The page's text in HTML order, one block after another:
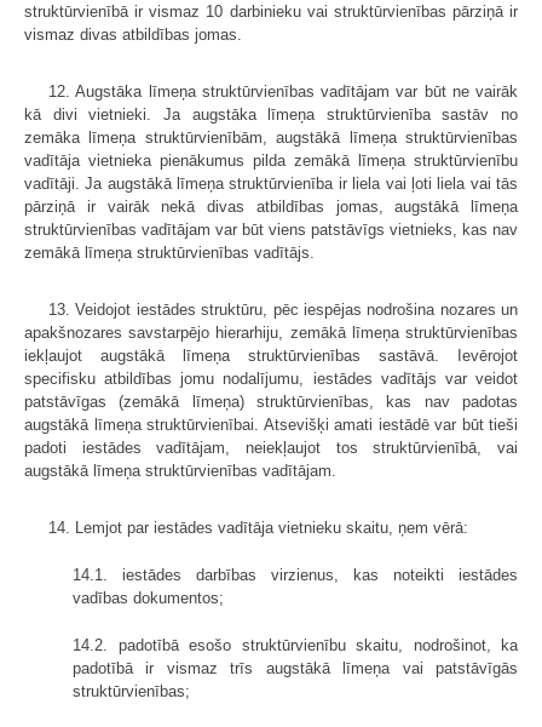
struktūrvienībā ir vismaz 10 darbinieku vai struktūrvienības pārziņā ir
vismaz divas atbildības jomas.
12. Augstāka līmeņa struktūrvienības vadītājam var būt ne vairāk
kā divi vietnieki. Ja augstāka līmeņa struktūrvienība sastāv no
zemāka līmeņa struktūrvienībām, augstākā līmeņa struktūrvienības
vadītāja vietnieka pienākumus pilda zemākā līmeņa struktūrvienību
vadītāji. Ja augstākā līmeņa struktūrvienība ir liela vai ļoti liela vai tās
pārziņā ir vairāk nekā divas atbildības jomas, augstākā līmeņa
struktūrvienības vadītājam var būt viens patstāvīgs vietnieks, kas nav
zemākā līmeņa struktūrvienības vadītājs.
13. Veidojot iestādes struktūru, pēc iespējas nodrošina nozares un
apakšnozares savstarpējo hierarhiju, zemākā līmeņa struktūrvienības
iekļaujot augstākā līmeņa struktūrvienības sastāvā. Ievērojot
specifisku atbildības jomu nodalījumu, iestādes vadītājs var veidot
patstāvīgas (zemākā līmeņa) struktūrvienības, kas nav padotas
augstākā līmeņa struktūrvienībai. Atsevišķi amati iestādē var būt tieši
padoti iestādes vadītājam, neiekļaujot tos struktūrvienībā, vai
augstākā līmeņa struktūrvienības vadītājam.
14. Lemjot par iestādes vadītāja vietnieku skaitu, ņem vērā:
14.1. iestādes darbības virzienus, kas noteikti iestādes
vadības dokumentos;
14.2. padotībā esošo struktūrvienību skaitu, nodrošinot, ka
padotībā ir vismaz trīs augstākā līmeņa vai patstāvīgās
struktūrvienības;